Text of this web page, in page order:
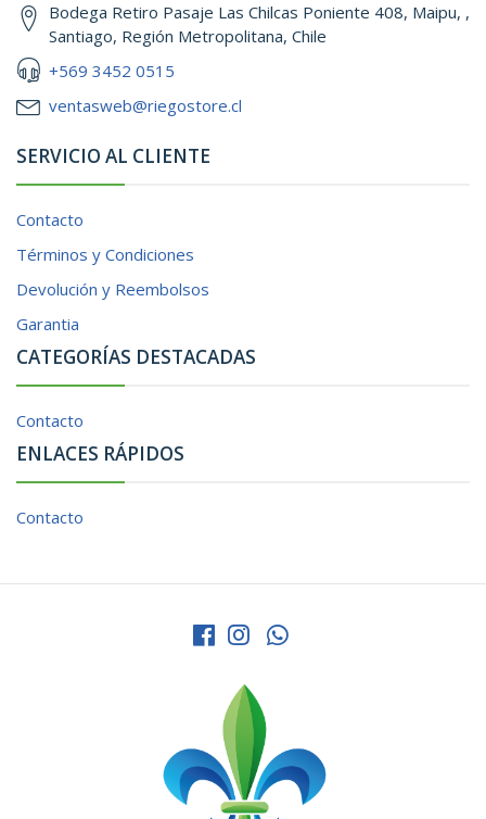
Bodega Retiro Pasaje Las Chilcas Poniente 408, Maipu, ,
Santiago, Región Metropolitana, Chile
+569 3452 0515
ventasweb@riegostore.cl
SERVICIO AL CLIENTE
Contacto
Términos y Condiciones
Devolución y Reembolsos
Garantia
CATEGORÍAS DESTACADAS
Contacto
ENLACES RÁPIDOS
Contacto